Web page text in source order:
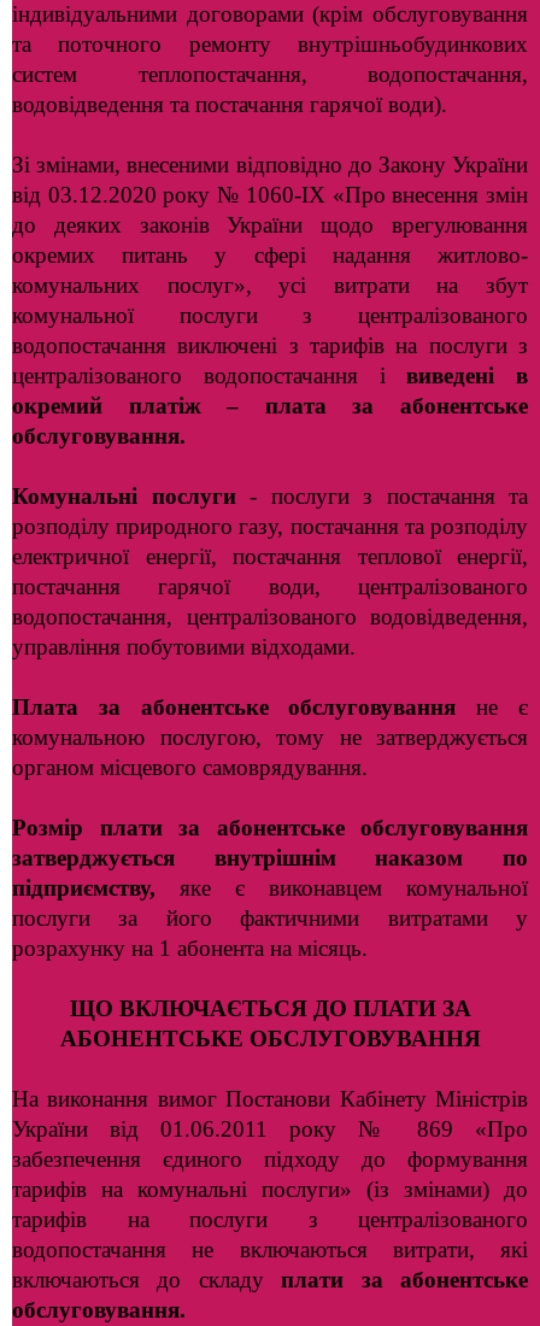
індивідуальними договорами (крім обслуговування
та поточного ремонту внутрішньобудинкових
систем теплопостачання, водопостачання,
водовідведення та постачання гарячої води).
Зі змінами, внесеними відповідно до Закону України
від 03.12.2020 року № 1060-ІХ «Про внесення змін
до деяких законів України щодо врегулювання
окремих питань у сфері надання житлово-
комунальних послуг», усі витратина збут
комунальної послуги з централізованого
водопостачання виключені з тарифів на послуги з
централізованого водопостачання івиведені в
окремий платіж – плата за абонентське
обслуговування.
Комунальні послуги- послуги з постачання та
розподілу природного газу, постачання та розподілу
електричної енергії, постачання теплової енергії,
постачання гарячої води, централізованого
водопостачання, централізованого водовідведення,
управління побутовими відходами.
Плата за абонентське обслуговування не є
комунальною послугою, тому не затверджується
органом місцевого самоврядування.
Розмір плати за абонентське обслуговування
затверджується внутрішнім наказом по
підприємству, яке є виконавцем комунальної
послуги за його фактичними витратами у
розрахунку на 1 абонента на місяць.
ЩО ВКЛЮЧАЄТЬСЯ ДО ПЛАТИ ЗА
АБОНЕНТСЬКЕ ОБСЛУГОВУВАННЯ
На виконання вимог Постанови Кабінету Міністрів
України від 01.06.2011 року № 869 «Про
забезпечення єдиного підходу до формування
тарифів на комунальні послуги» (із змінами) до
тарифів на послуги з централізованого
водопостачання не включаються витрати, які
включаються до складуплати за абонентське
обслуговування.